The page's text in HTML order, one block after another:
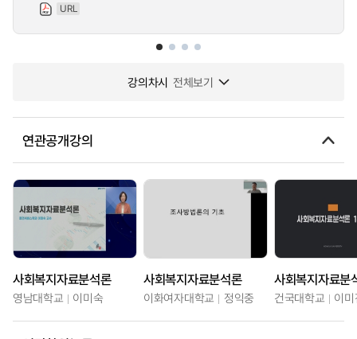
URL
강의차시 전체보기
연관공개강의
사회복지자료분석론
영남대학교 이미숙
사회복지자료분석론
이화여자대학교 정익중
사회복지자료분
건국대학교 이